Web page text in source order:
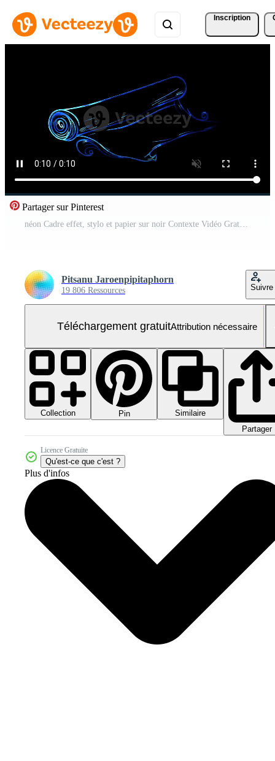
Inscription
Partager sur Pinterest
néon Cadre effet, stylo et papier sur noir Contexte Vidéo Gratuite
Pitsanu Jaroenpipitaphorn
19 806 Ressources Suivre
Téléchargement gratuitAttribution nécessaire
Collection Pin
Similaire
Partager
Licence Gratuite
Qu'est-ce que c'est ?
Plus d'infos